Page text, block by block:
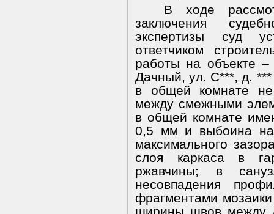
В ходе
заключения
экспертизы суд
ответчиком
работы на объекте
Дачный, ул. С***, д.
в общей комнате не
между смежными
в общей комнате
0,5 мм и выбоина на
максимального
слоя каркаса в
ржавчины; в
несовпадения
фрагментами